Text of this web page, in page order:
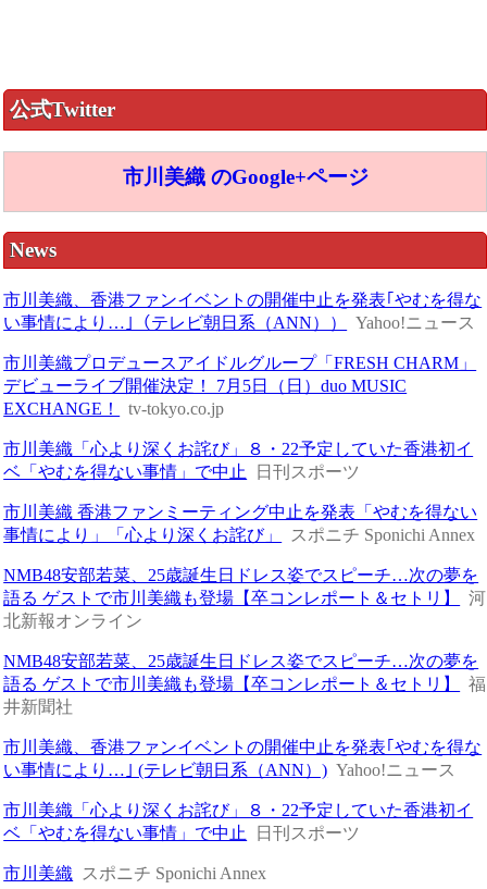
公式Twitter
市川美織 のGoogle+ページ
News
市川美織、香港ファンイベントの開催中止を発表｢やむを得な
い事情により…｣（テレビ朝日系（ANN））
Yahoo!ニュース
市川美織プロデュースアイドルグループ「FRESH CHARM」
デビューライブ開催決定！ 7月5日（日）duo MUSIC
EXCHANGE！
tv-tokyo.co.jp
市川美織「心より深くお詫び」８・22予定していた香港初イ
ベ「やむを得ない事情」で中止
日刊スポーツ
市川美織 香港ファンミーティング中止を発表「やむを得ない
事情により」「心より深くお詫び」
スポニチ Sponichi Annex
NMB48安部若菜、25歳誕生日ドレス姿でスピーチ…次の夢を
語る ゲストで市川美織も登場【卒コンレポート＆セトリ】
河
北新報オンライン
NMB48安部若菜、25歳誕生日ドレス姿でスピーチ…次の夢を
語る ゲストで市川美織も登場【卒コンレポート＆セトリ】
福
井新聞社
市川美織、香港ファンイベントの開催中止を発表｢やむを得な
い事情により…｣ (テレビ朝日系（ANN）) Yahoo!ニュース
市川美織「心より深くお詫び」８・22予定していた香港初イ
ベ「やむを得ない事情」で中止
日刊スポーツ
市川美織 スポニチ Sponichi Annex